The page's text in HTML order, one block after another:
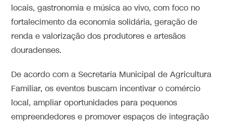
locais, gastronomia e música ao vivo, com foco no
fortalecimento da economia solidária, geração de
renda e valorização dos produtores e artesãos
douradenses.
De acordo com a Secretaria Municipal de Agricultura
Familiar, os eventos buscam incentivar o comércio
local, ampliar oportunidades para pequenos
empreendedores e promover espaços de integração